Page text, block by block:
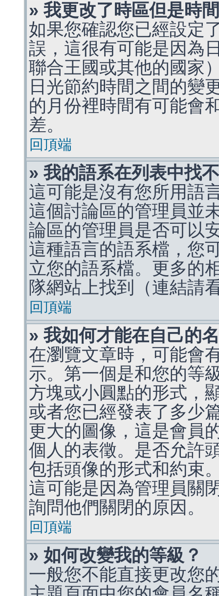
» 我更改了時區但是時
如果您確認您已經設定
誤，這很有可能是因為
聯合王國或其他的國家
日光節約時間之間的變
的月份裡時間有可能會
差。
回頂端
» 我的語系在列表中找
這可能是沒有您所用語
這個討論區的管理員並
論區的管理員是否可以
這種語言的語系檔，您
立您的語系檔。更多的
隊網站上找到（連結請
回頂端
» 我如何才能在自己的
在瀏覽文章時，可能會
示。第一個是和您的等
方塊或小圓點的形式，
或者您已經發表了多少
更大的圖像，這是會員
個人的表徵。是否允許
包括頭像的形式和約束
這可能是因為管理員關
詢問他們關閉的原因。
回頂端
» 如何改變我的等級？
一般您不能直接更改您